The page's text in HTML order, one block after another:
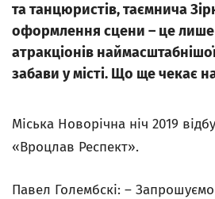
та танцюристів, таємнича
оформлення сцени – це лише
атракціонів
забави у місті. Що ще чекає
Міська Новорічна ніч 2019
«Вроцлав Респект».
Павел Голембскі: – Запрошуємо